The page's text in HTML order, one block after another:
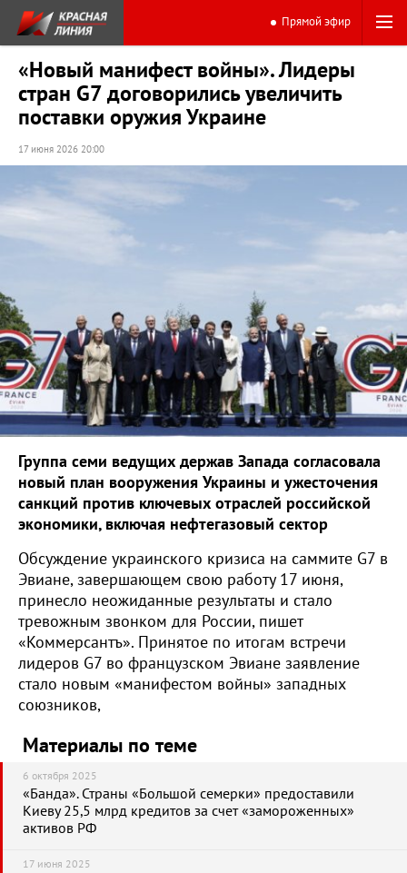
Прямой эфир
«Новый манифест войны». Лидеры
стран G7 договорились увеличить
поставки оружия Украине
17 июня 2026 20:00
Группа семи ведущих держав Запада согласовала
новый план вооружения Украины и ужесточения
санкций против ключевых отраслей российской
экономики, включая нефтегазовый сектор
Обсуждение украинского кризиса на саммите G7 в
Эвиане, завершающем свою работу 17 июня,
принесло неожиданные результаты и стало
тревожным звонком для России, пишет
«Коммерсантъ». Принятое по итогам встречи
лидеров G7 во французском Эвиане заявление
стало новым «манифестом войны» западных
союзников,
Материалы по теме
6 октября 2025
«Банда». Страны «Большой семерки» предоставили
Киеву 25,5 млрд кредитов за счет «замороженных»
активов РФ
17 июня 2025